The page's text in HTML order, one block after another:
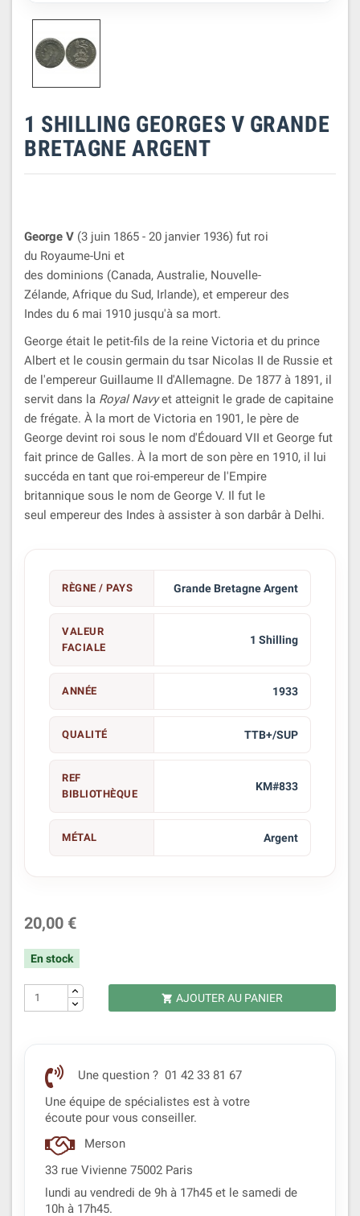
1 SHILLING GEORGES V GRANDE
BRETAGNE ARGENT
George V (3 juin 1865 - 20 janvier 1936) fut roi
du Royaume-Uni et
des dominions (Canada, Australie, Nouvelle-
Zélande, Afrique du Sud, Irlande), et empereur des
Indes du 6 mai 1910 jusqu'à sa mort.
George était le petit-fils de la reine Victoria et du prince
Albert et le cousin germain du tsar Nicolas II de Russie et
de l'empereur Guillaume II d'Allemagne. De 1877 à 1891, il
servit dans la Royal Navyet atteignit le grade de capitaine
de frégate. À la mort de Victoria en 1901, le père de
George devint roi sous le nom d'Édouard VII et George fut
fait prince de Galles. À la mort de son père en 1910, il lui
succéda en tant que roi-empereur de l'Empire
britannique sous le nom de George V. Il fut le
seul empereur des Indes à assister à son darbâr à Delhi.
RÈGNE / PAYS Grande Bretagne Argent
VALEUR
FACIALE
1 Shilling
ANNÉE 1933
QUALITÉ TTB+/SUP
REF
BIBLIOTHÈQUE
KM#833
MÉTAL Argent
20,00 €
En stock
 AJOUTER AU PANIER
Une question ? 01 42 33 81 67
Une équipe de spécialistes est à votre
écoute pour vous conseiller.
Merson
33 rue Vivienne 75002 Paris
lundi au vendredi de 9h à 17h45 et le samedi de
10h à 17h45.